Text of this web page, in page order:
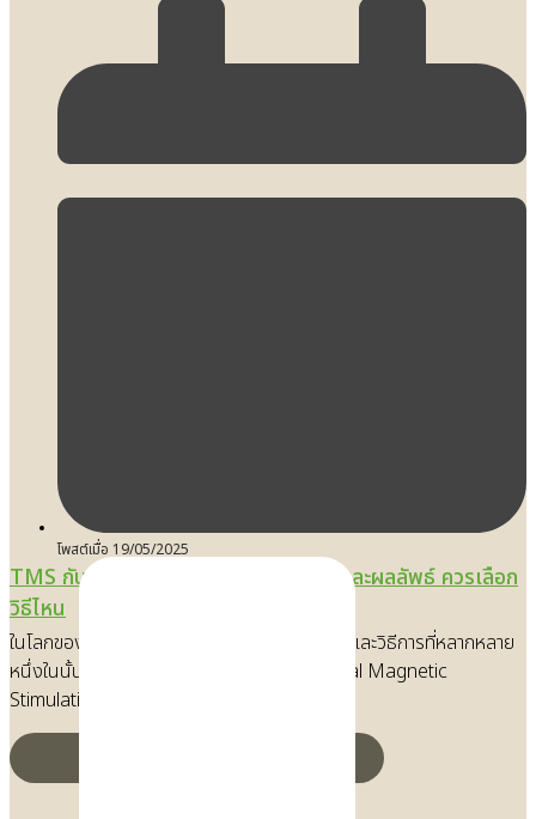
โพสต์เมื่อ 19/05/2025
TMS กับ ECT ต่างกันอย่างไร หลักการและผลลัพธ์ ควรเลือก
วิธีไหน
ในโลกของการรักษาและฟื้นฟูสมอง มีเทคโนโลยีและวิธีการที่หลากหลาย
หนึ่งในนั้นคือการรักษาด้วย TMS (Transcranial Magnetic
Stimulation) หรือการกระตุ้นแม่เหล…